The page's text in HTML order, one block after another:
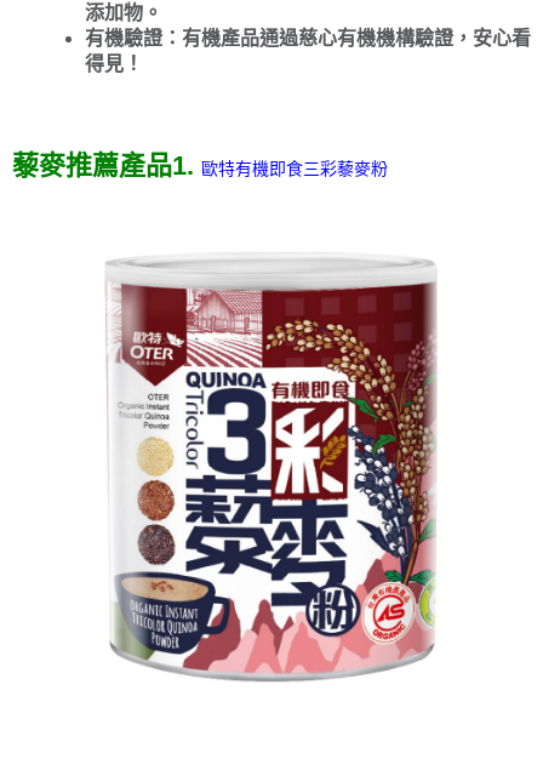
添加物。
有機驗證：有機產品通過慈心有機機構驗證，安心看
得見！
藜麥推薦產品1. 歐特有機即食三彩藜麥粉